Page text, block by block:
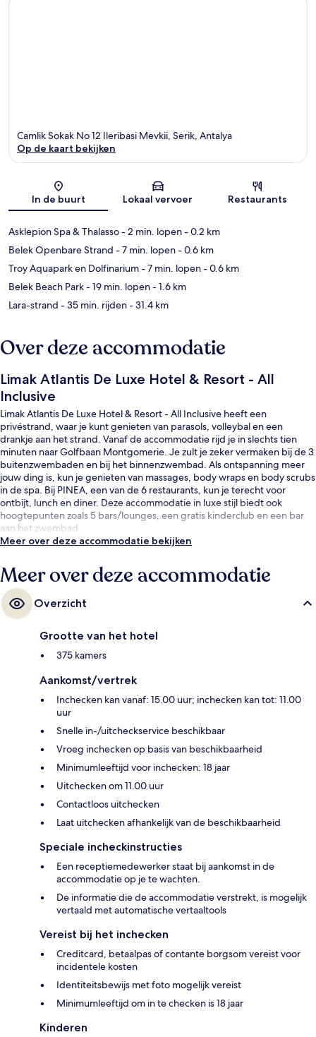
Kaart
Camlik Sokak No 12 Ileribasi Mevkii, Serik, Antalya
Op de kaart bekijken
In de buurt Lokaal vervoer Restaurants
Asklepion Spa & Thalasso- 2 min. lopen- 0.2 km
Belek Openbare Strand - 7 min. lopen- 0.6 km
Troy Aquapark en Dolfinarium- 7 min. lopen- 0.6 km
Belek Beach Park- 19 min. lopen- 1.6 km
Lara-strand - 35 min. rijden- 31.4 km
Over deze accommodatie
Limak Atlantis De Luxe Hotel & Resort - All
Inclusive
Limak Atlantis De Luxe Hotel & Resort - All Inclusive heeft een
privéstrand, waar je kunt genieten van parasols, volleybal en een
drankje aan het strand. Vanaf de accommodatie rijd je in slechts tien
minuten naar Golfbaan Montgomerie. Je zult je zeker vermaken bij de 3
buitenzwembaden en bij het binnenzwembad. Als ontspanning meer
jouw ding is, kun je genieten van massages, body wraps en body scrubs
in de spa. Bij PINEA, een van de 6 restaurants, kun je terecht voor
ontbijt, lunch en diner. Deze accommodatie in luxe stijl biedt ook
hoogtepunten zoals 5 bars/lounges, een gratis kinderclub en een bar
aan het zwembad.
Meer over deze accommodatie bekijken
Meer over deze accommodatie
Overzicht
Grootte van het hotel
375 kamers
Aankomst/vertrek
Inchecken kan vanaf: 15.00 uur; inchecken kan tot: 11.00
uur
Snelle in-/uitcheckservice beschikbaar
Vroeg inchecken op basis van beschikbaarheid
Minimumleeftijd voor inchecken: 18 jaar
Uitchecken om 11.00 uur
Contactloos uitchecken
Laat uitchecken afhankelijk van de beschikbaarheid
Speciale incheckinstructies
Een receptiemedewerker staat bij aankomst in de
accommodatie op je te wachten.
De informatie die de accommodatie verstrekt, is mogelijk
vertaald met automatische vertaaltools
Vereist bij het inchecken
Creditcard, betaalpas of contante borgsom vereist voor
incidentele kosten
Identiteitsbewijs met foto mogelijk vereist
Minimumleeftijd om in te checken is 18 jaar
Kinderen